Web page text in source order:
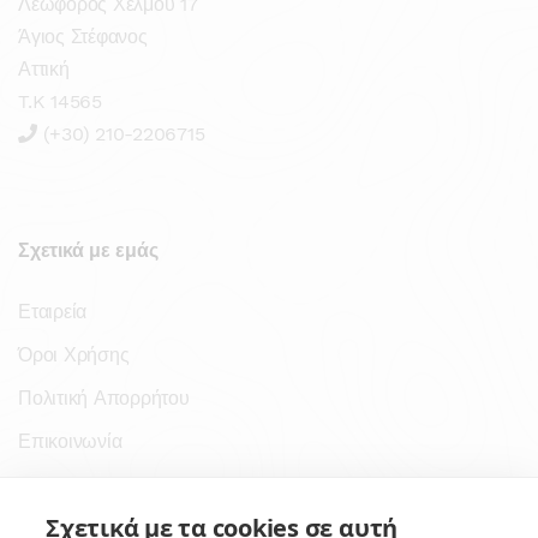
Άγιος Στέφανος
Αττική
T.K 14565
(+30) 210-2206715
Σχετικά με εμάς
Εταιρεία
Όροι Χρήσης
Πολιτική Απορρήτου
Επικοινωνία
Σύνδεσμοι
Σχετικά με τα cookies σε αυτή